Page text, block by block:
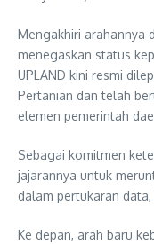
Mengakhiri arahannya
menegaskan status
UPLAND kini resmi
Pertanian dan telah
elemen pemerintah
Sebagai komitmen
jajarannya untuk
dalam pertukaran
Ke depan, arah baru